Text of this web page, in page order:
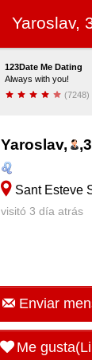
Yaroslav,
123Date Me Dating
Always with you!
(7248)
Yaroslav, ,
Sant Esteve
visitó 3 día atrás
Enviar
Me